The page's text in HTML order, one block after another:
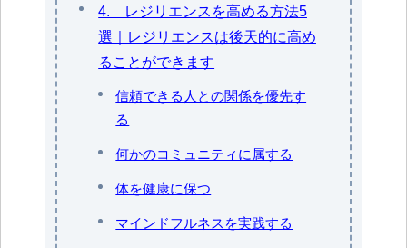
4. レジリエンスを高める方法5
選｜レジリエンスは後天的に高め
ることができます
信頼できる人との関係を優先す
る
何かのコミュニティに属する
体を健康に保つ
マインドフルネスを実践する